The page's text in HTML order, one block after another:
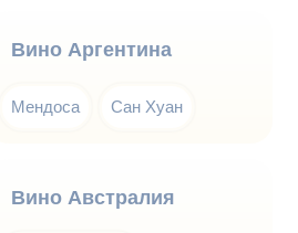
Вино Аргентина
Мендоса Сан Хуан
Вино Австралия